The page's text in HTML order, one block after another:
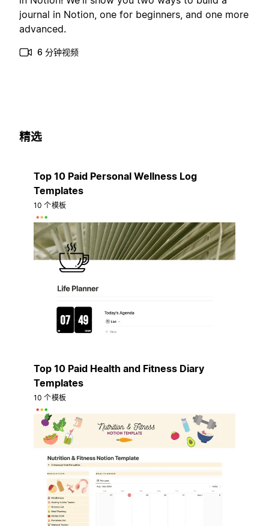
journal in Notion, one for beginners, and one more
advanced.
6 分钟视频
精选
Top 10 Paid Personal Wellness Log
Templates
10 个模板
Top 10 Paid Health and Fitness Diary
Templates
10 个模板